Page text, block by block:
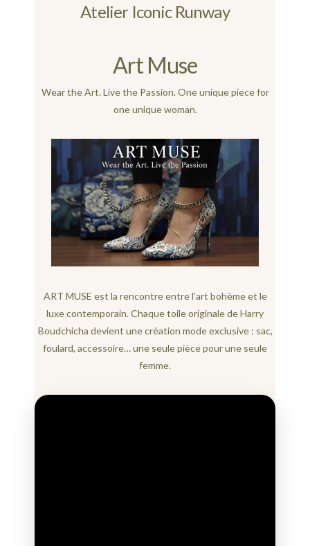
Atelier Iconic Runway
Art Muse
Wear the Art. Live the Passion. One unique piece for
one unique woman.
ART MUSE est la rencontre entre l’art bohème et le
luxe contemporain. Chaque toile originale de Harry
Boudchicha devient une création mode exclusive : sac,
foulard, accessoire… une seule pièce pour une seule
femme.